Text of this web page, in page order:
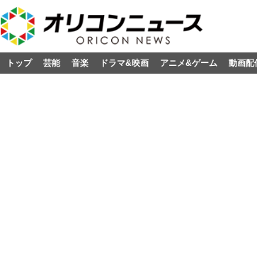
トップ 芸能 音楽 ドラマ&映画 アニメ&ゲーム 動画配